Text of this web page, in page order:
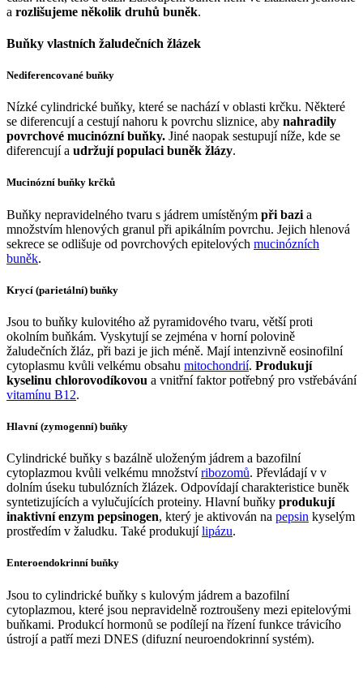
a rozlišujeme několik druhů buněk.
Buňky vlastních žaludečních žlázek
Nediferencované buňky
Nízké cylindrické buňky, které se nachází v oblasti krčku. Některé
se diferencují a cestují nahoru k povrchu sliznice, aby nahradily
povrchové mucinózní buňky. Jiné naopak sestupují níže, kde se
diferencují a udržují populaci buněk žlázy.
Mucinózní buňky krčků
Buňky nepravidelného tvaru s jádrem umístěným při bazi a
množstvím hlenových granul při apikálním povrchu. Jejich hlenová
sekrece se odlišuje od povrchových epitelových mucinózních
buněk.
Krycí (parietální) buňky
Jsou to buňky kulovitého až pyramidového tvaru, větší proti
okolním buňkám. Vyskytují se zejména v horní polovině
žaludečních žláz, při bazi je jich méně. Mají intenzivně eosinofilní
cytoplasmu kvůli velkému obsahu mitochondrií. Produkují
kyselinu chlorovodíkovou a vnitřní faktor potřebný pro vstřebávání
vitamínu B12.
Hlavní (zymogenní) buňky
Cylindrické buňky s bazálně uloženým jádrem a bazofilní
cytoplazmou kvůli velkému množstvíribozomů. Převládají v v
dolním úseku tubulózních žlázek. Odpovídají charakteristice buněk
syntetizujících a vylučujících proteiny. Hlavní buňky produkují
inaktivní enzym pepsinogen, který je aktivován na pepsin kyselým
prostředím v žaludku. Také produkujílipázu.
Enteroendokrinní buňky
Jsou to cylindrické buňky s kulovým jádrem a bazofilní
cytoplazmou, které jsou nepravidelně roztroušeny mezi epitelovými
buňkami. Produkcí hormonů se podílejí na řízení funkce trávicího
ústrojí a patří mezi DNES (difuzní neuroendokrinní systém).